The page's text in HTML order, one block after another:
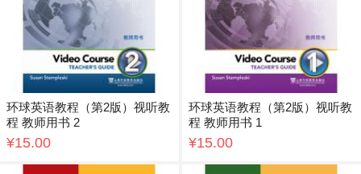
环球英语教程（第2版）视听教
程 教师用书 2
¥15.00
环球英语教程（第2版）视听教
程 教师用书 1
¥15.00